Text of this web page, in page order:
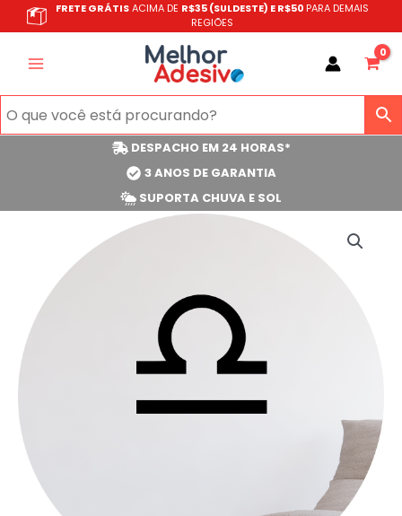
para
FRETE GRÁTISACIMA DE R$35 (SULDESTE) E R$50 PARA DEMAIS
REGIÕES
DESPACHO EM 24 HORAS*
3 ANOS DE GARANTIA
SUPORTA CHUVA E SOL